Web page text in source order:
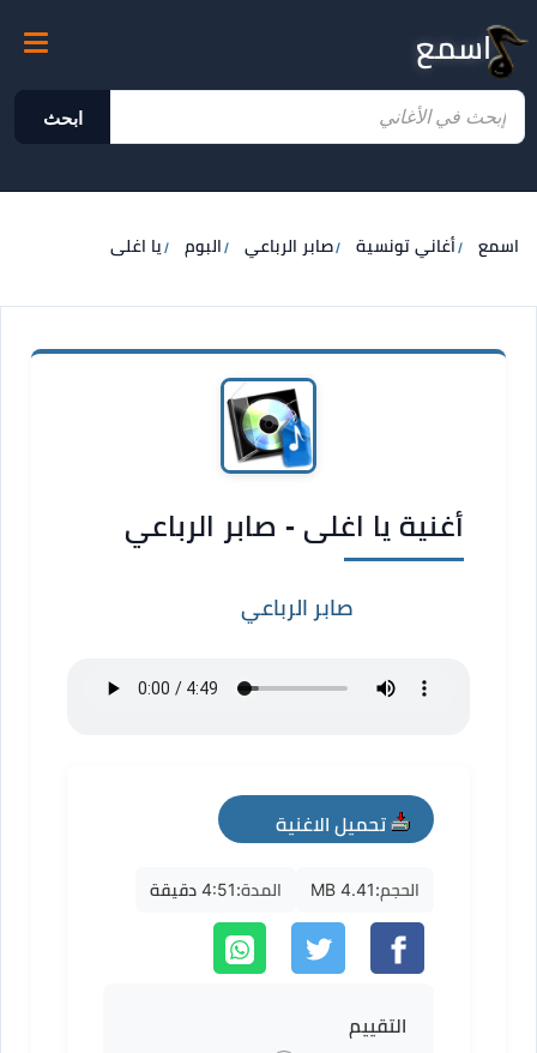
اسمع
ابحث
اسمع أغاني تونسية صابر الرباعي البوم يا اغلى
أغنية يا اغلى - صابر الرباعي
صابر الرباعي
تحميل الاغنية
mp3
الحجم:4.41 MB المدة:4:51 دقيقة
التقييم